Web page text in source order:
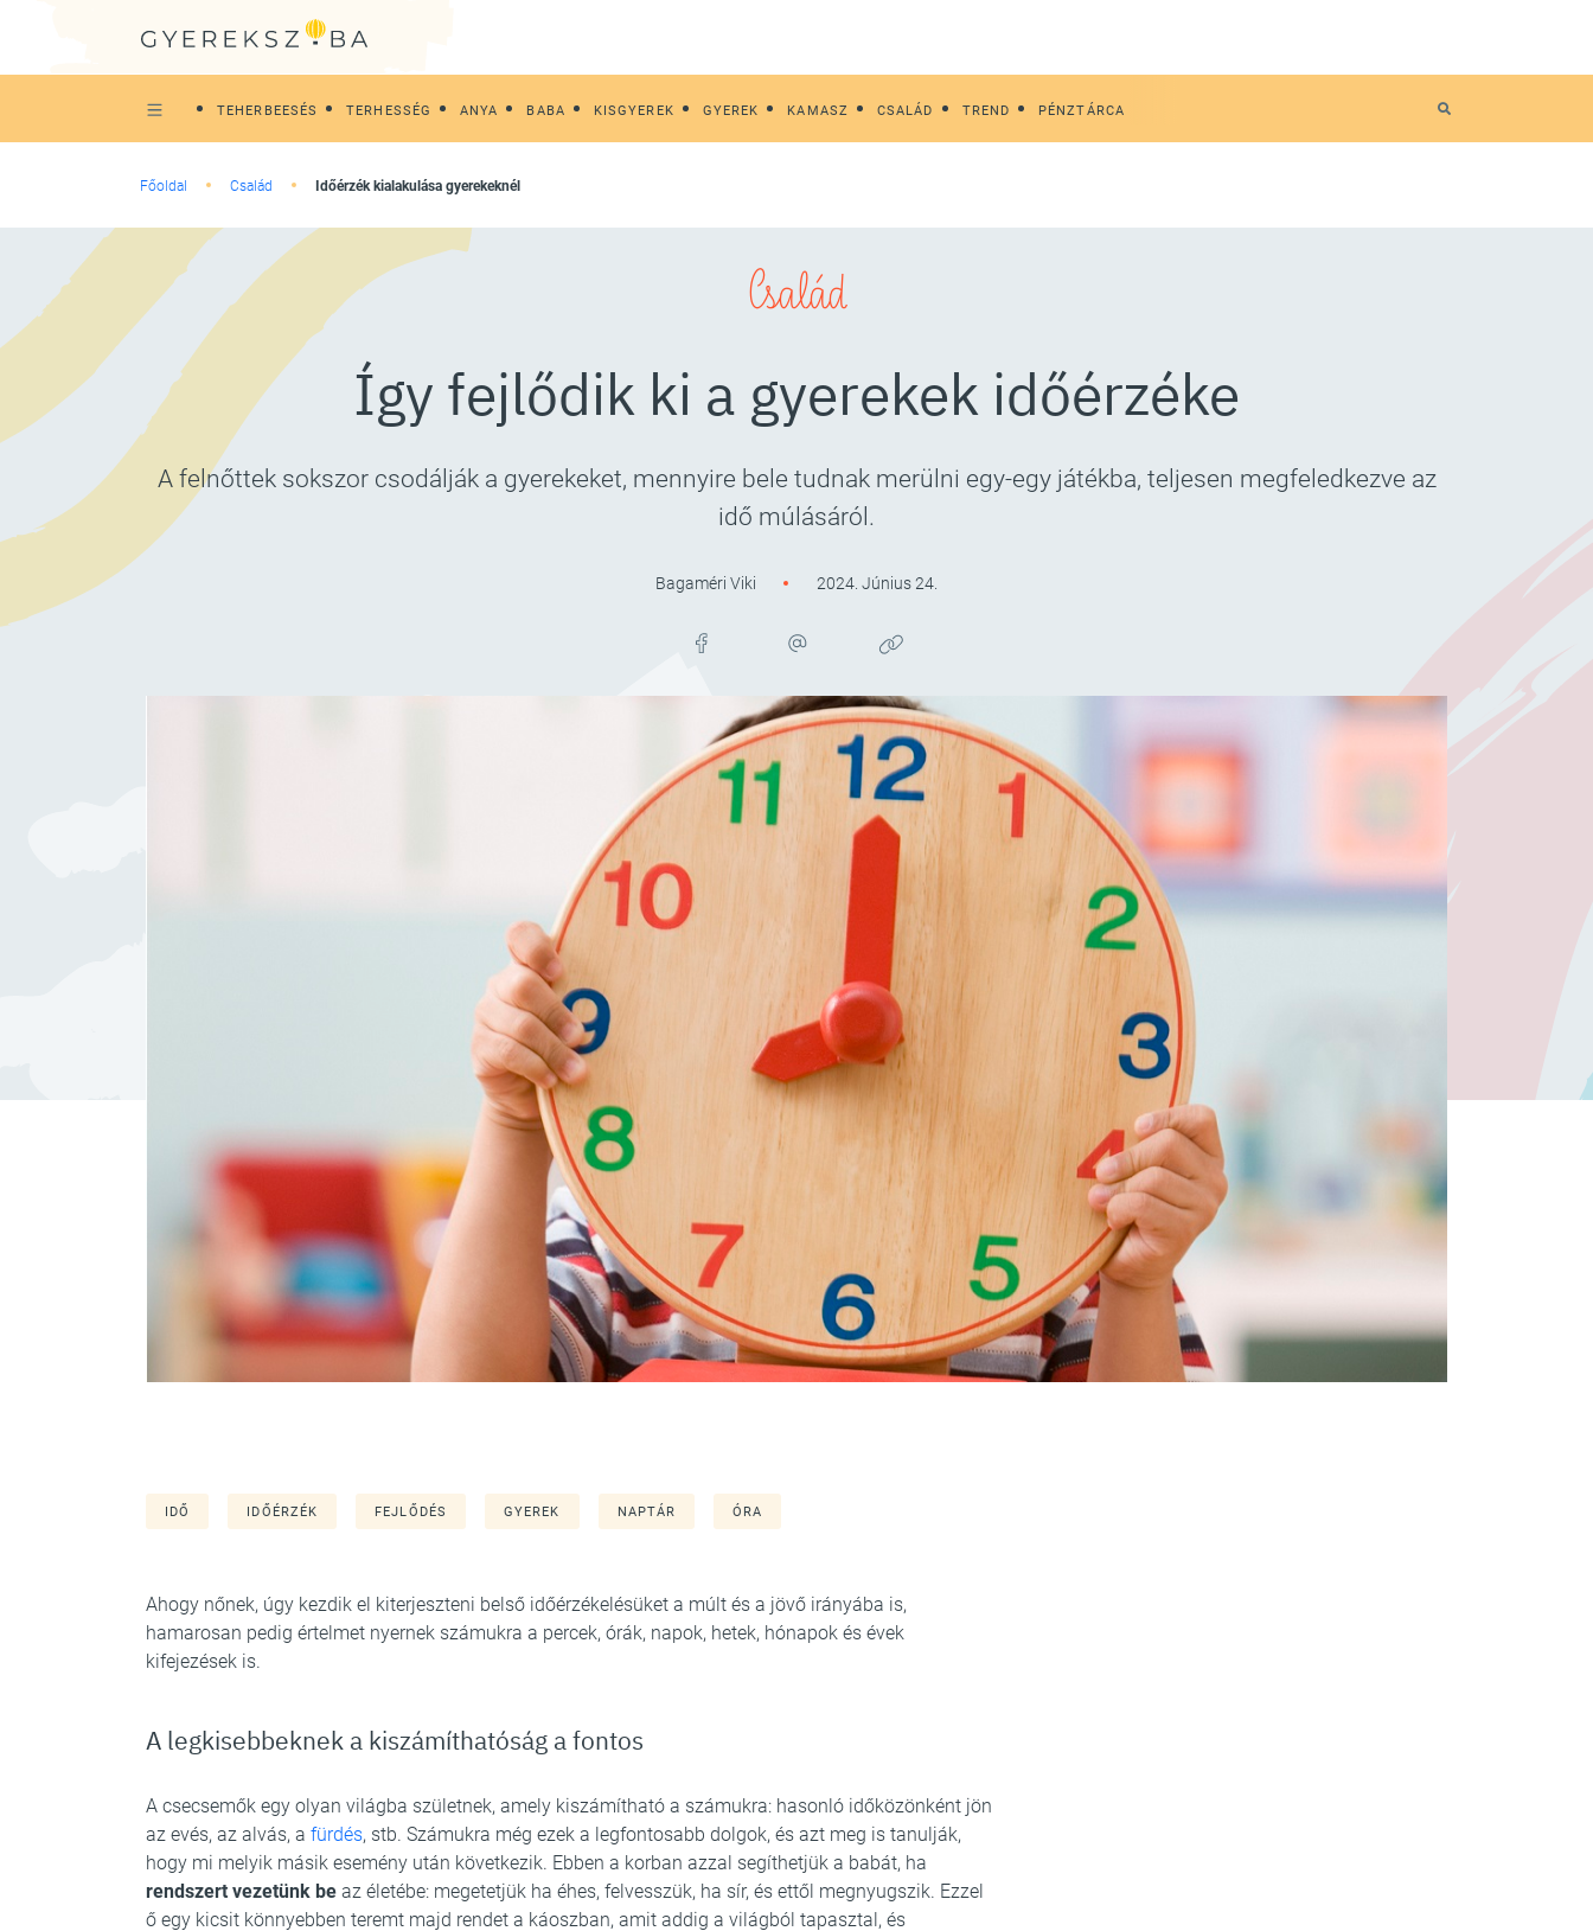
TEHERBEESÉS TERHESSÉG ANYA BABA KISGYEREK GYEREK KAMASZ CSALÁD TREND PÉNZTÁRCA
Főoldal Család Időérzék kialakulása gyerekeknél
Család
Így fejlődik ki a gyerekek időérzéke
A felnőttek sokszor csodálják a gyerekeket, mennyire bele tudnak merülni egy-egy játékba, teljesen megfeledkezve az
idő múlásáról.
Bagaméri Viki 2024. Június 24.
IDŐ IDŐÉRZÉK FEJLŐDÉS GYEREK NAPTÁR ÓRA
Ahogy nőnek, úgy kezdik el kiterjeszteni belső időérzékelésüket a múlt és a jövő irányába is,
hamarosan pedig értelmet nyernek számukra a percek, órák, napok, hetek, hónapok és évek
kifejezések is.
A legkisebbeknek a kiszámíthatóság a fontos
A csecsemők egy olyan világba születnek, amely kiszámítható a számukra: hasonló időközönként jön
az evés, az alvás, a fürdés, stb. Számukra még ezek a legfontosabb dolgok, és azt meg is tanulják,
hogy mi melyik másik esemény után következik. Ebben a korban azzal segíthetjük a babát, ha
rendszert vezetünk be az életébe: megetetjük ha éhes, felvesszük, ha sír, és ettől megnyugszik. Ezzel
ő egy kicsit könnyebben teremt majd rendet a káoszban, amit addig a világból tapasztal, és